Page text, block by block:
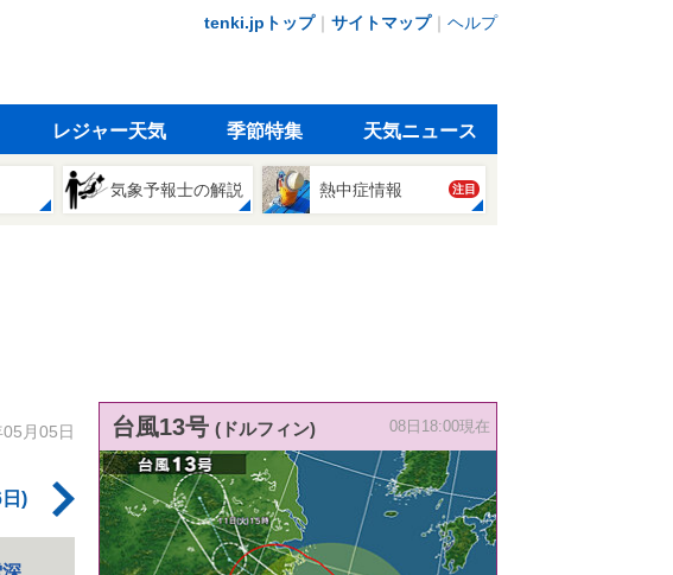
tenki.jpトップ｜ サイトマップ｜ ヘルプ
レジャー天気 季節特集 天気ニュース
気象予報士の解説 熱中症情報 注目
月05日
)
台風13号 (ドルフィン) 08日18:00現在